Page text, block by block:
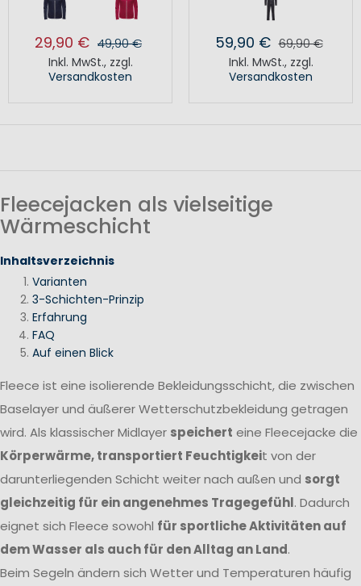
29,90 € 49,90 €
Inkl. MwSt., zzgl.
Versandkosten
59,90 € 69,90 €
Inkl. MwSt., zzgl.
Versandkosten
Fleecejacken als vielseitige
Wärmeschicht
Inhaltsverzeichnis
Varianten
3-Schichten-Prinzip
Erfahrung
FAQ
Auf einen Blick
Fleece ist eine isolierende Bekleidungsschicht, die zwischen
Baselayer und äußerer Wetterschutzbekleidung getragen
wird. Als klassischer Midlayer speichert eine Fleecejacke die
Körperwärme, transportiert Feuchtigkeit von der
darunterliegenden Schicht weiter nach außen und sorgt
gleichzeitig für ein angenehmes Tragegefühl. Dadurch
eignet sich Fleece sowohl für sportliche Aktivitäten auf
dem Wasser als auch für den Alltag an Land.
Beim Segeln ändern sich Wetter und Temperaturen häufig